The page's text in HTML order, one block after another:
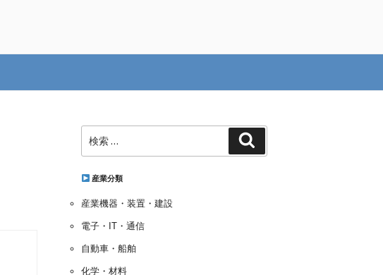
索:
産業分類
産業機器・装置・建設
電子・IT・通信
自動車・船舶
化学・材料